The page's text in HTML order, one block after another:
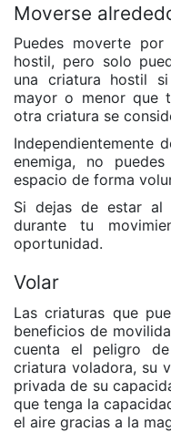
Moverse
Puedes moverte
hostil, pero solo
una criatura hostil
mayor o menor que
otra criatura se
Independientemente
enemiga, no
espacio de forma
Si dejas de estar al
durante tu
oportunidad.
Volar
Las criaturas que
beneficios de
cuenta el peligro
criatura voladora, su
privada de su
que tenga la
el aire gracias a la